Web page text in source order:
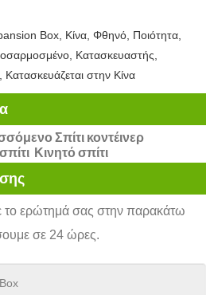
Box, Κίνα, Φθηνό, Ποιότητα,
Κατασκευαστής,
στην Κίνα
Σπίτι κοντέινερ
Κινητό σπίτι
το ερώτημά σας στην παρακάτω
σε 24 ώρες.